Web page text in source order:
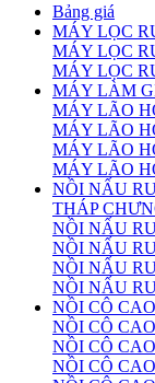
Bảng giá
MÁY LỌC
MÁY LỌC
MÁY LỌC
MÁY LÀM
MÁY LÃO
MÁY LÃO
MÁY LÃO
MÁY LÃO
NỒI NẤU
THÁP
NỒI NẤU
NỒI NẤU
NỒI NẤU
NỒI NẤU
NỒI CÔ
NỒI CÔ
NỒI CÔ
NỒI CÔ